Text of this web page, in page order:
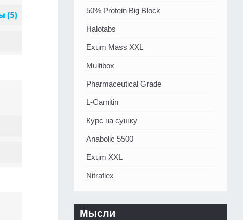
50% Protein Big Block
Halotabs
Exum Mass XXL
Multibox
Pharmaceutical Grade
L-Carnitin
Курс на сушку
Anabolic 5500
Exum XXL
Nitraflex
Мысли